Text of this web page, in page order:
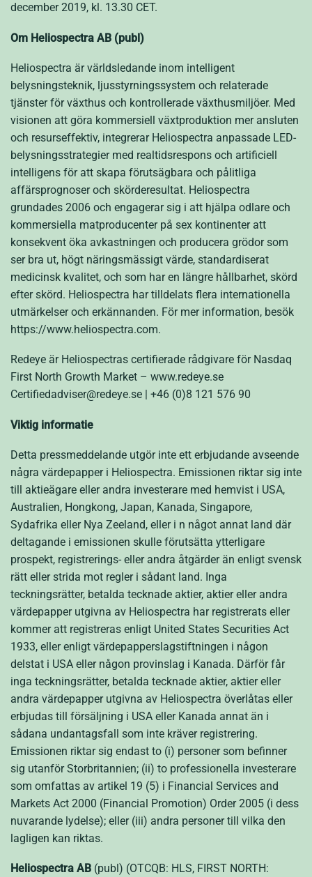
december 2019, kl. 13.30 CET.
Om Heliospectra AB (publ)
Heliospectra är världsledande inom intelligent
belysningsteknik, ljusstyrningssystem och relaterade
tjänster för växthus och kontrollerade växthusmiljöer. Med
visionen att göra kommersiell växtproduktion mer ansluten
och resurseffektiv, integrerar Heliospectra anpassade LED-
belysningsstrategier med realtidsrespons och artificiell
intelligens för att skapa förutsägbara och pålitliga
affärsprognoser och skörderesultat. Heliospectra
grundades 2006 och engagerar sig i att hjälpa odlare och
kommersiella matproducenter på sex kontinenter att
konsekvent öka avkastningen och producera grödor som
ser bra ut, högt näringsmässigt värde, standardiserat
medicinsk kvalitet, och som har en längre hållbarhet, skörd
efter skörd. Heliospectra har tilldelats flera internationella
utmärkelser och erkännanden. För mer information, besök
https://www.heliospectra.com.
Redeye är Heliospectras certifierade rådgivare för Nasdaq
First North Growth Market – www.redeye.se
Certifiedadviser@redeye.se | +46 (0)8 121 576 90
Viktig informatie
Detta pressmeddelande utgör inte ett erbjudande avseende
några värdepapper i Heliospectra. Emissionen riktar sig inte
till aktieägare eller andra investerare med hemvist i USA,
Australien, Hongkong, Japan, Kanada, Singapore,
Sydafrika eller Nya Zeeland, eller i n något annat land där
deltagande i emissionen skulle förutsätta ytterligare
prospekt, registrerings- eller andra åtgärder än enligt svensk
rätt eller strida mot regler i sådant land. Inga
teckningsrätter, betalda tecknade aktier, aktier eller andra
värdepapper utgivna av Heliospectra har registrerats eller
kommer att registreras enligt United States Securities Act
1933, eller enligt värdepapperslagstiftningen i någon
delstat i USA eller någon provinslag i Kanada. Därför får
inga teckningsrätter, betalda tecknade aktier, aktier eller
andra värdepapper utgivna av Heliospectra överlåtas eller
erbjudas till försäljning i USA eller Kanada annat än i
sådana undantagsfall som inte kräver registrering.
Emissionen riktar sig endast to (i) personer som befinner
sig utanför Storbritannien; (ii) to professionella investerare
som omfattas av artikel 19 (5) i Financial Services and
Markets Act 2000 (Financial Promotion) Order 2005 (i dess
nuvarande lydelse); eller (iii) andra personer till vilka den
lagligen kan riktas.
Heliospectra AB (publ) (OTCQB: HLS, FIRST NORTH: